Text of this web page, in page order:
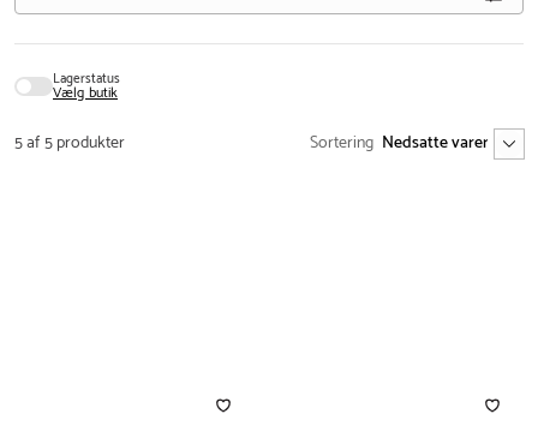
Lagerstatus
Vælg butik
5 af 5 produkter Sortering